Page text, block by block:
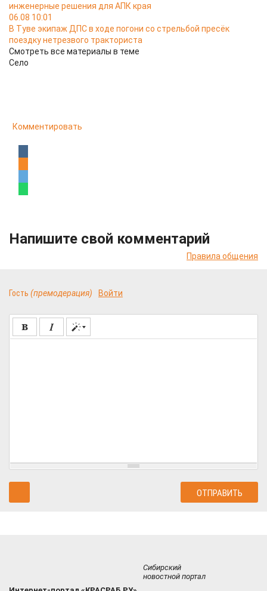
инженерные решения для АПК края
06.08 10:01
В Туве экипаж ДПС в ходе погони со стрельбой пресёк
поездку нетрезвого тракториста
Смотреть все материалы в теме
Село
Комментировать
Напишите свой комментарий
Правила общения
Гость (премодерация) Войти
Сибирский
новостной портал